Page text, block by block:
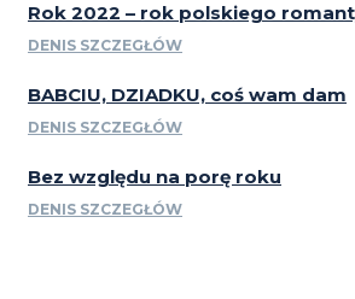
Rok 2022 – rok polskiego
DENIS SZCZEGŁÓW
BABCIU, DZIADKU, coś wam dam
DENIS SZCZEGŁÓW
Bez względu na porę roku
DENIS SZCZEGŁÓW